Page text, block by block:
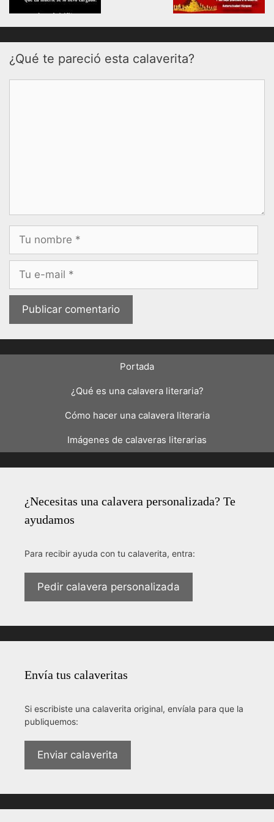
¿Qué te pareció esta calaverita?
Nombre
Correo
Portada
¿Qué es una calavera literaria?
Cómo hacer una calavera literaria
Imágenes de calaveras literarias
¿Necesitas una calavera personalizada? Te
ayudamos
Para recibir ayuda con tu calaverita, entra:
Pedir calavera personalizada
Envía tus calaveritas
Si escribiste una calaverita original, envíala para que la
publiquemos:
Enviar calaverita